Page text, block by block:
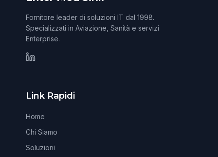
Fornitore leader di soluzioni IT dal 1998.
Specializzati in Aviazione, Sanità e servizi
Enterprise.
Link Rapidi
Home
Chi Siamo
Soluzioni